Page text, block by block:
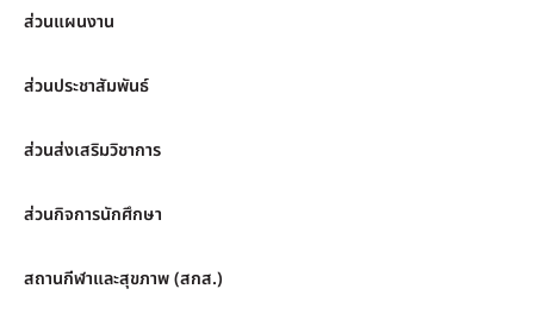
ส่วนแผนงาน
ส่วนประชาสัมพันธ์
ส่วนส่งเสริมวิชาการ
ส่วนกิจการนักศึกษา
สถานกีฬาและสุขภาพ (สกส.)